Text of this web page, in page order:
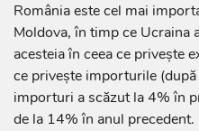
România este cel mai
Moldova, în timp ce Ucraina
acesteia în ceea ce privește
ce privește importurile
importuri a scăzut la 4% în
de la 14% în anul precedent.